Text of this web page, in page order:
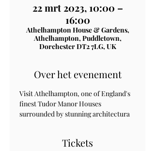
22 mrt 2023, 10:00 –
16:00
Athelhampton House & Gardens,
Athelhampton, Puddletown,
Dorchester DT2 7LG, UK
Over het evenement
Visit Athelhampton, one of England's
finest Tudor Manor Houses
surrounded by stunning architectura
Tickets